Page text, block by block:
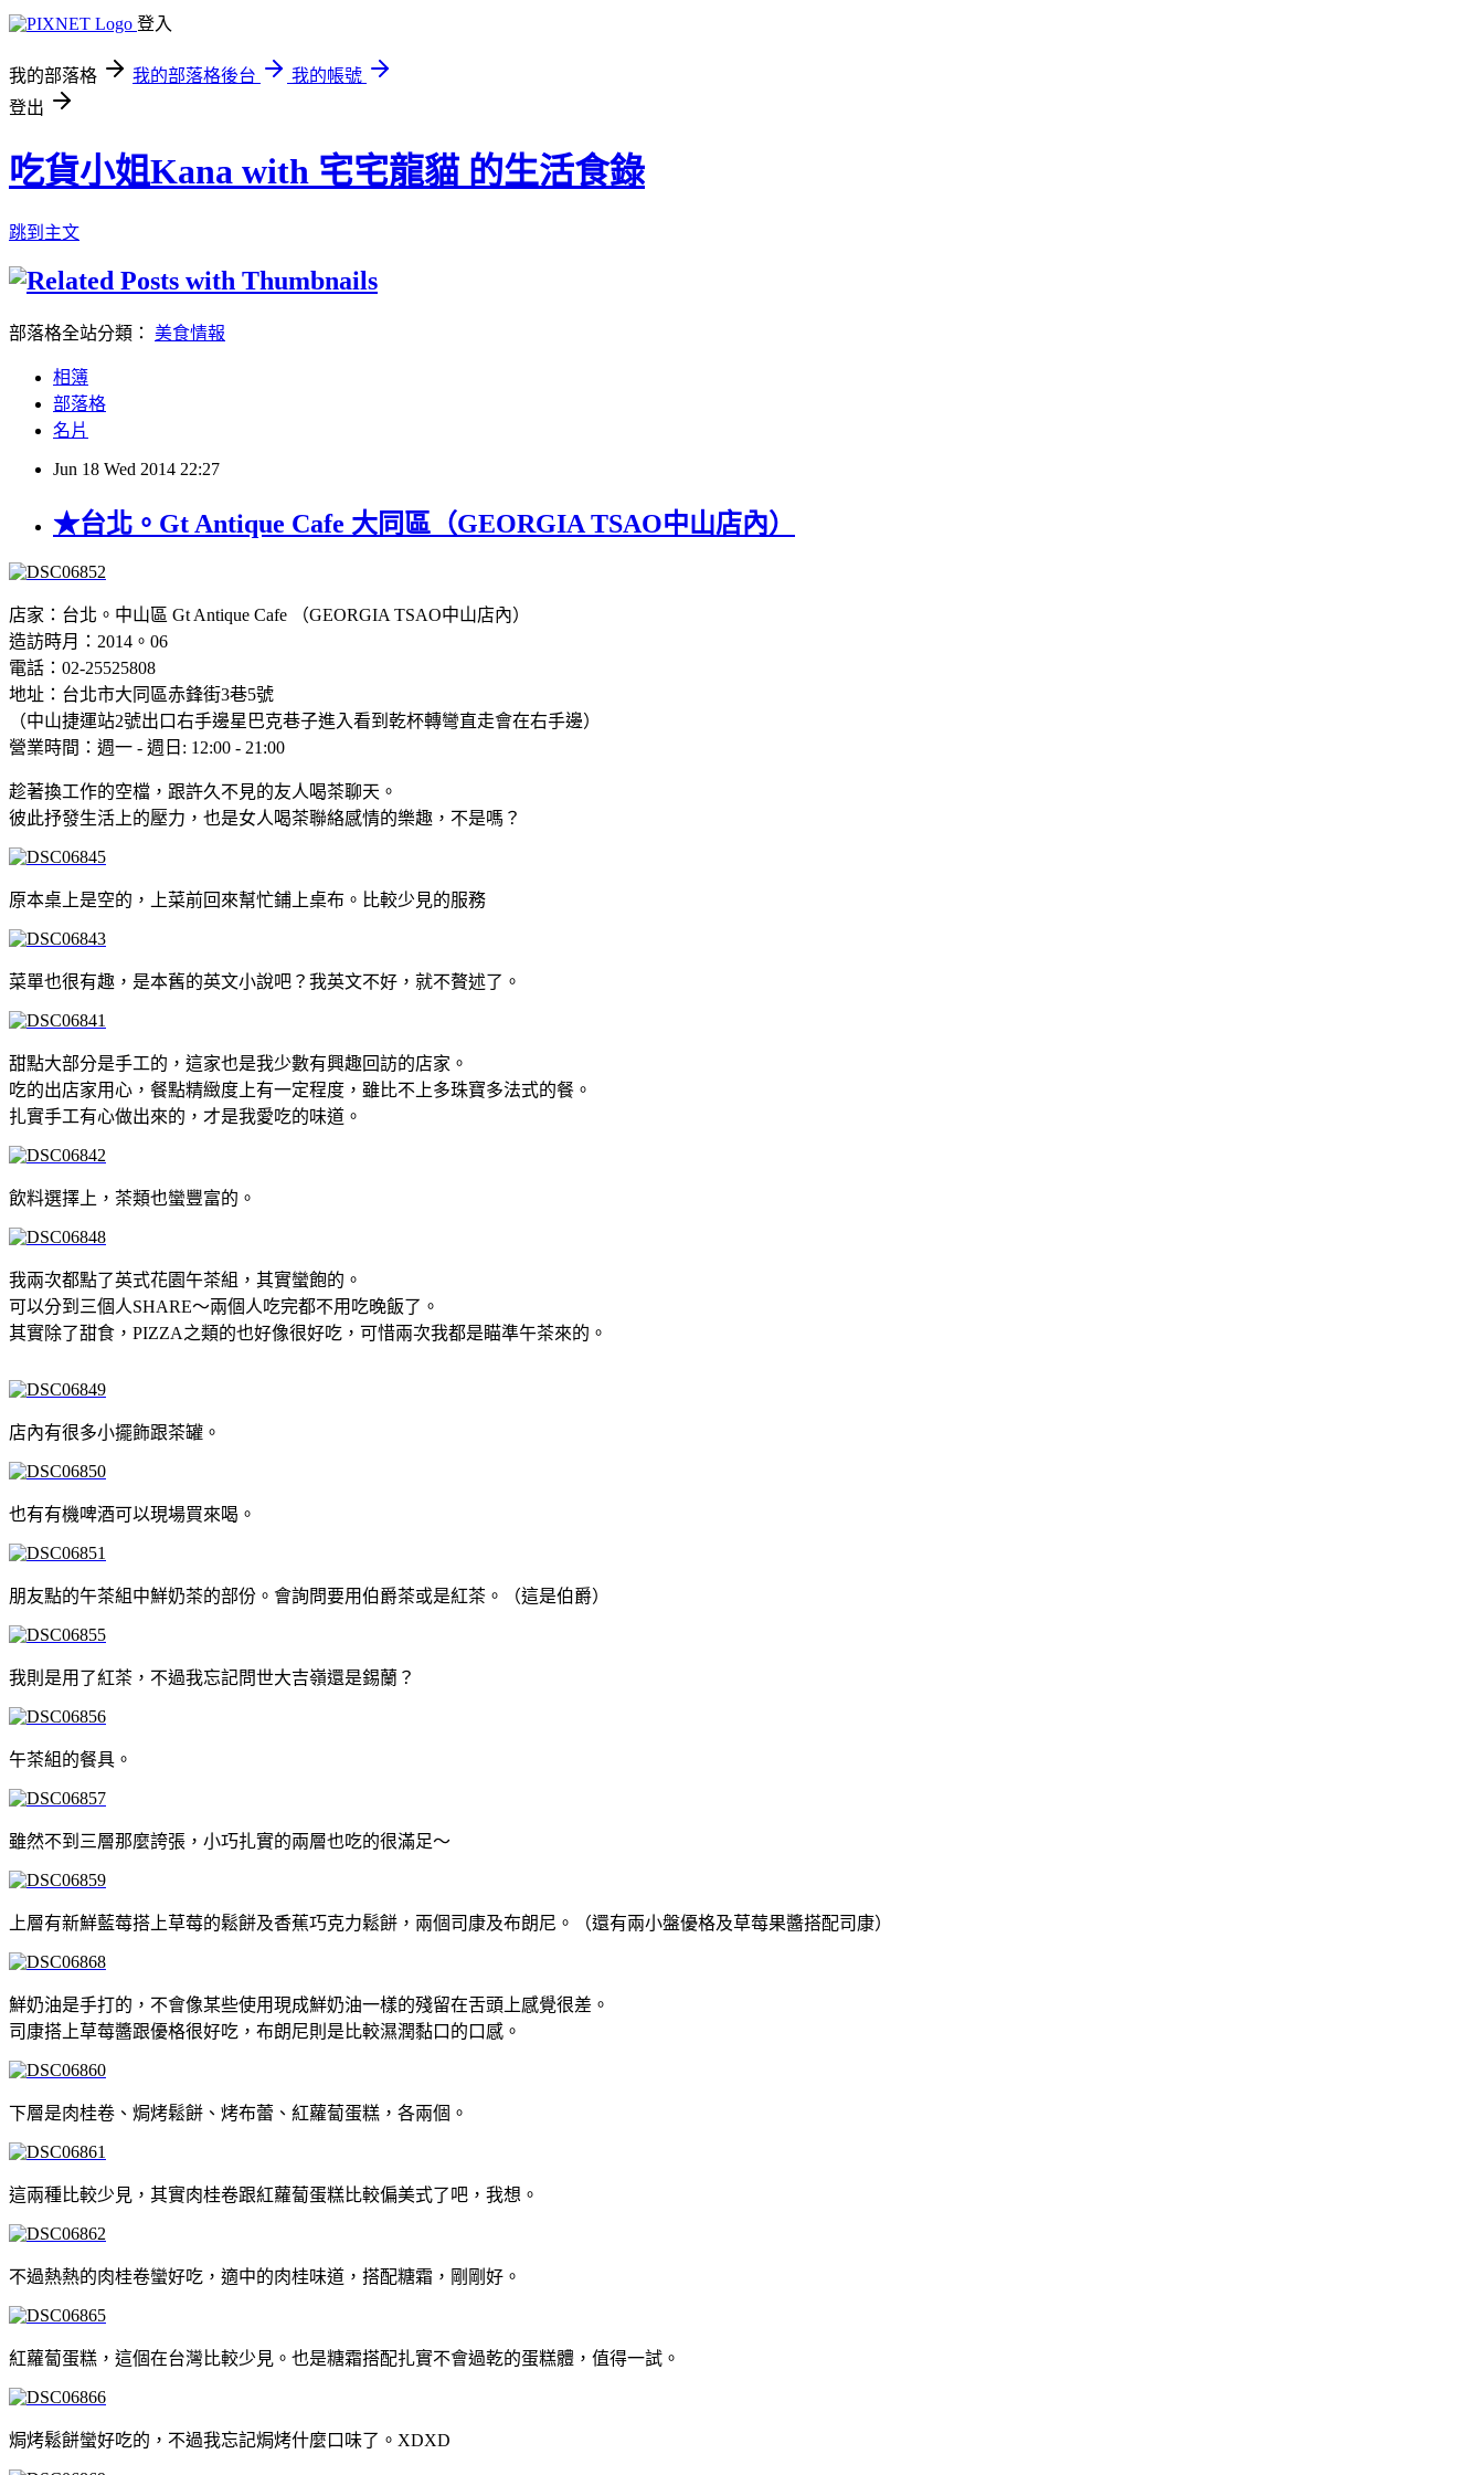
登入
我的部落格 我的部落格後台
我的帳號
登出
吃貨小姐Kana with 宅宅龍貓 的生活食錄
跳到主文
部落格全站分類： 美食情報
相簿
部落格
名片
Jun 18 Wed 2014 22:27
★台北。Gt Antique Cafe 大同區（GEORGIA TSAO中山店內）
店家：台北。中山區 Gt Antique Cafe （GEORGIA TSAO中山店內）
造訪時月：2014。06
電話：02-25525808
地址：台北市大同區赤鋒街3巷5號
（中山捷運站2號出口右手邊星巴克巷子進入看到乾杯轉彎直走會在右手邊）
營業時間：週一 - 週日: 12:00 - 21:00
趁著換工作的空檔，跟許久不見的友人喝茶聊天。
彼此抒發生活上的壓力，也是女人喝茶聯絡感情的樂趣，不是嗎？
原本桌上是空的，上菜前回來幫忙鋪上桌布。比較少見的服務
菜單也很有趣，是本舊的英文小說吧？我英文不好，就不贅述了。
甜點大部分是手工的，這家也是我少數有興趣回訪的店家。
吃的出店家用心，餐點精緻度上有一定程度，雖比不上多珠寶多法式的餐。
扎實手工有心做出來的，才是我愛吃的味道。
飲料選擇上，茶類也蠻豐富的。
我兩次都點了英式花園午茶組，其實蠻飽的。
可以分到三個人SHARE～兩個人吃完都不用吃晚飯了。
其實除了甜食，PIZZA之類的也好像很好吃，可惜兩次我都是瞄準午茶來的。
店內有很多小擺飾跟茶罐。
也有有機啤酒可以現場買來喝。
朋友點的午茶組中鮮奶茶的部份。會詢問要用伯爵茶或是紅茶。（這是伯爵）
我則是用了紅茶，不過我忘記問世大吉嶺還是錫蘭？
午茶組的餐具。
雖然不到三層那麼誇張，小巧扎實的兩層也吃的很滿足～
上層有新鮮藍莓搭上草莓的鬆餅及香蕉巧克力鬆餅，兩個司康及布朗尼。（還有兩小盤優格及草莓果醬搭配司康）
鮮奶油是手打的，不會像某些使用現成鮮奶油一樣的殘留在舌頭上感覺很差。
司康搭上草莓醬跟優格很好吃，布朗尼則是比較濕潤黏口的口感。
下層是肉桂卷、焗烤鬆餅、烤布蕾、紅蘿蔔蛋糕，各兩個。
這兩種比較少見，其實肉桂卷跟紅蘿蔔蛋糕比較偏美式了吧，我想。
不過熱熱的肉桂卷蠻好吃，適中的肉桂味道，搭配糖霜，剛剛好。
紅蘿蔔蛋糕，這個在台灣比較少見。也是糖霜搭配扎實不會過乾的蛋糕體，值得一試。
焗烤鬆餅蠻好吃的，不過我忘記焗烤什麼口味了。XDXD